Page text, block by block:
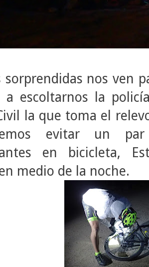
sorprendidas nos ven
a escoltarnos la
la que toma el
evitar un
en bicicleta,
medio de la noche.